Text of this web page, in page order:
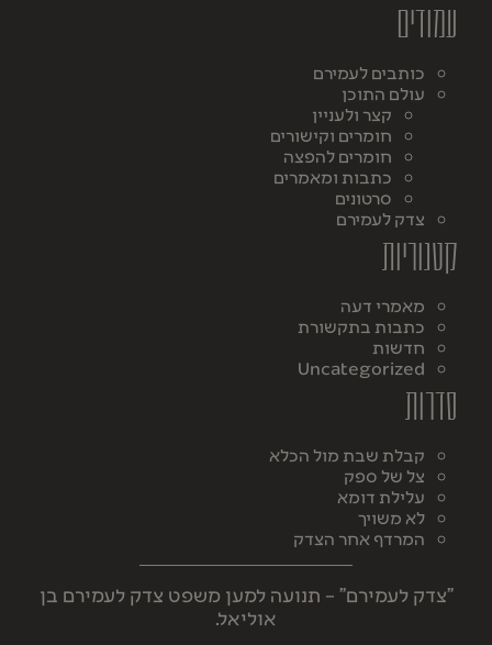
עמודים
כותבים לעמירם
עולם התוכן
קצר ולעניין
חומרים וקישורים
חומרים להפצה
כתבות ומאמרים
סרטונים
צדק לעמירם
קטגוריות
מאמרי דעה
כתבות בתקשורת
חדשות
Uncategorized
סדרות
קבלת שבת מול הכלא
צל של ספק
עלילת דומא
לא משויך
המרדף אחר הצדק
"צדק לעמירם" – תנועה למען משפט צדק לעמירם בן
אוליאל.